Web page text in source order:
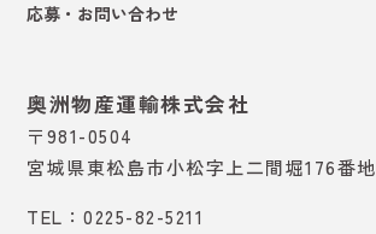
応募・お問い合わせ
奥洲物産運輸株式会社
〒981-0504
宮城県東松島市小松字上二間堀176番地
TEL：0225-82-5211